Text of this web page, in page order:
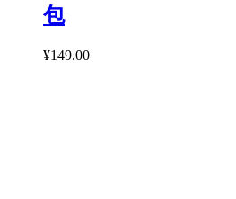
包
¥149.00